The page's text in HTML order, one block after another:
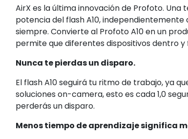
AirX es la última innovación de Profoto.
potencia del flash A10,
siempre. Convierte al Profoto A10 en un
permite que diferentes dispositivos dentro
Nunca te pierdas un disparo.
El flash A10 seguirá tu ritmo de trabajo, ya
soluciones on-camera, esto es cada 1,0
perderás un disparo.
Menos tiempo de aprendizaje significa